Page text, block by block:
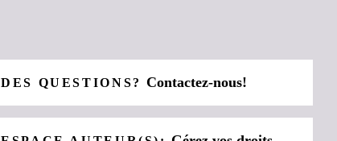
DES QUESTIONS?Contactez-nous!